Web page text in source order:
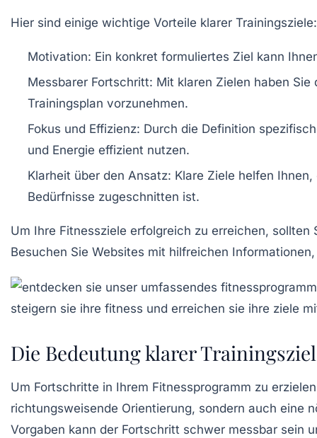
Hier sind einige wichtige Vorteile klarer Trainingsziele:
Motivation: Ein konkret formuliertes Ziel kann
Messbarer Fortschritt: Mit klaren Zielen haben
Trainingsplan vorzunehmen.
Fokus und Effizienz: Durch die Definition
und Energie effizient nutzen.
Klarheit über den Ansatz: Klare Ziele helfen
Bedürfnisse zugeschnitten ist.
Um Ihre Fitnessziele erfolgreich zu erreichen,
Besuchen Sie Websites mit hilfreichen
Die Bedeutung klarer
Um Fortschritte in Ihrem Fitnessprogramm zu
richtungsweisende Orientierung, sondern auch eine
Vorgaben kann der Fortschritt schwer messbar sein